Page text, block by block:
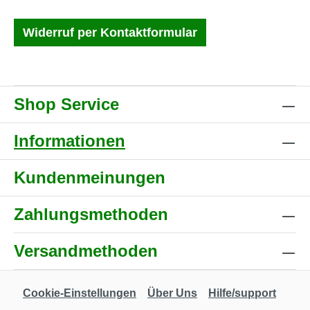
Widerruf per Kontaktformular
Shop Service
Informationen
Kundenmeinungen
Zahlungsmethoden
Versandmethoden
Cookie-Einstellungen Über Uns Hilfe/support